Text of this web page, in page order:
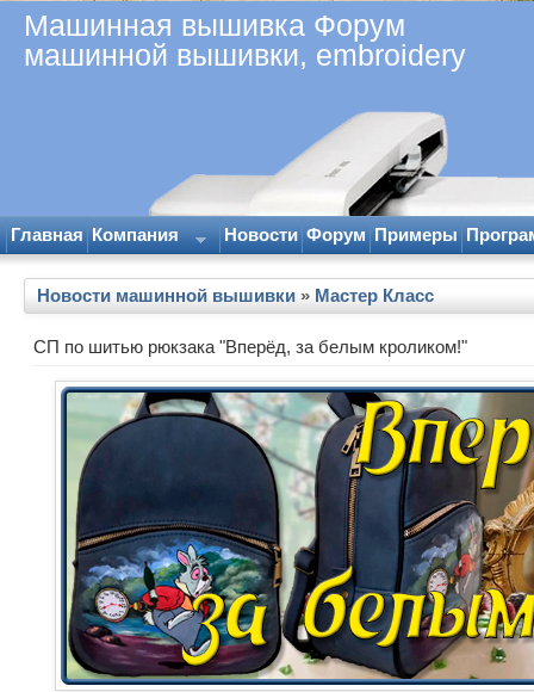
Машинная вышивка Форум
машинной вышивки, embroidery
Главная Компания Новости Форум Примеры
Новости машинной вышивки » Мастер Класс
СП по шитью рюкзака "Вперёд, за белым кроликом!"